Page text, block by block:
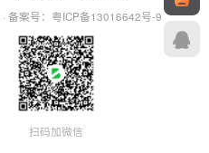
· 备案号： 粤ICP备13016642号-9
扫码加微信